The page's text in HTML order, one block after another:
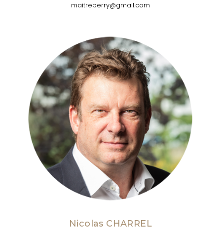
maitreberry@gmail.com
Nicolas CHARREL